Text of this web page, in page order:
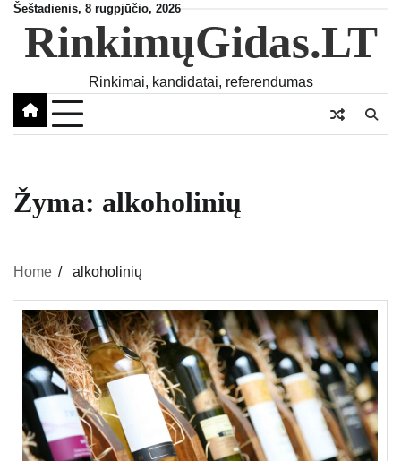
Skip
content
Šeštadienis, 8 rugpjūčio, 2026
RinkimųGidas.LT
Rinkimai, kandidatai, referendumas
Žyma: alkoholinių
Home alkoholinių